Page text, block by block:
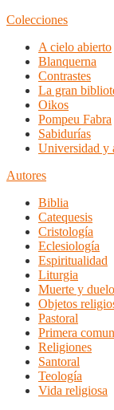
Colecciones
A cielo abierto
Blanquerna
Contrastes
La gran
Oikos
Pompeu Fabra
Sabidurías
Universidad y
Autores
Biblia
Catequesis
Cristología
Eclesiología
Espiritualidad
Liturgia
Muerte y duelo
Objetos
Pastoral
Primera
Religiones
Santoral
Teología
Vida religiosa